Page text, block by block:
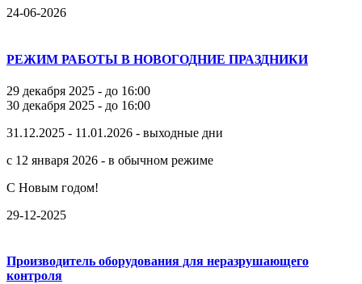
24-06-2026
РЕЖИМ РАБОТЫ В НОВОГОДНИЕ ПРАЗДНИКИ
29 декабря 2025 - до 16:00
30 декабря 2025 - до 16:00
31.12.2025 - 11.01.2026 - выходные дни
с 12 января 2026 - в обычном режиме
С Новым годом!
29-12-2025
Производитель оборудования для неразрушающего
контроля